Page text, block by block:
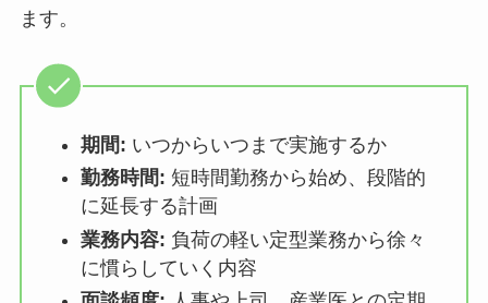
ステップ2：個別の復職支援プラン（リハビ
リ出勤計画）を策定する
次に、支援チームが中心となって、本人と相談し
ながら個別の復職支援プランを作成します。この
プランは「リハビリ出勤計画」とも呼ばれ、復職
に向けた具体的なステップを定めたものです。